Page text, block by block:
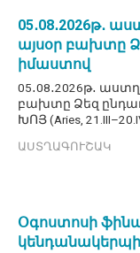
05․08․2026թ․
այսօր բախտը
իմաստով
05․08․2026թ․
բախտը Ձեզ
ԽՈՅ (Aries,
ԱՍՏՂԱԳՈՒՇԱԿ
Օգոստոսի
կենդանակերպի